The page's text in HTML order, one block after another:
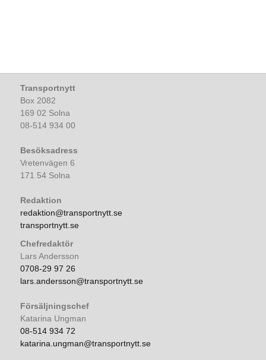
Transportnytt
Box 2082
169 02 Solna
08-514 934 00
Besöksadress
Vretenvägen 6
171 54 Solna
Redaktion
redaktion@transportnytt.se
transportnytt.se
Chefredaktör
Lars Andersson
0708-29 97 26
lars.andersson@transportnytt.se
Försäljningschef
Katarina Ungman
08-514 934 72
katarina.ungman@transportnytt.se